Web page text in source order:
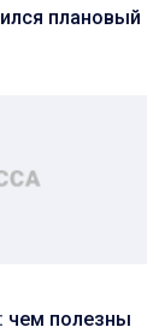
плановый
чем полезны